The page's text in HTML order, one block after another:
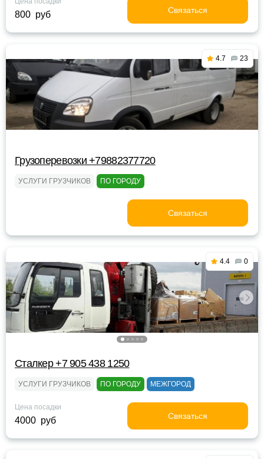
800 руб Связаться
4.7 23
Грузоперевозки +79882377720
УСЛУГИ ГРУЗЧИКОВ ПО ГОРОДУ
Связаться
4.4 0
Сталкер +7 905 438 1250
УСЛУГИ ГРУЗЧИКОВ ПО ГОРОДУ МЕЖГОРОД
Цена посадки
4000 руб Связаться